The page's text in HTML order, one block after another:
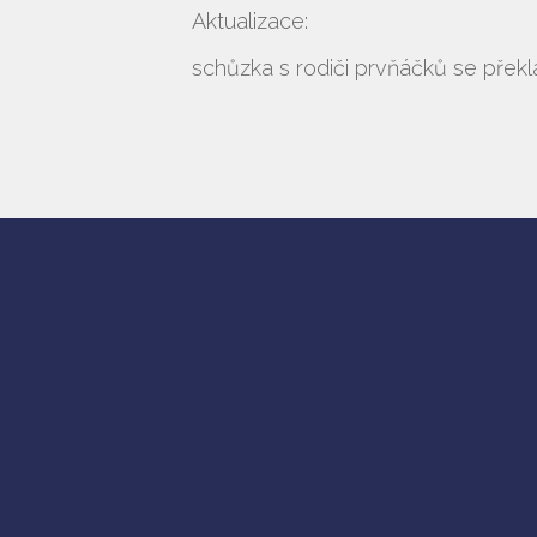
Aktualizace:
schůzka s rodiči prvňáčků se